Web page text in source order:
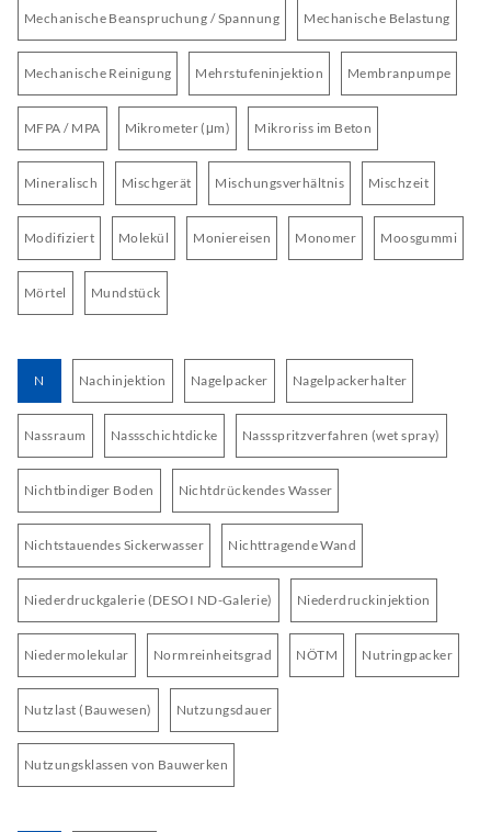
Mechanische Beanspruchung / Spannung Mechanische Belastung
Mechanische Reinigung Mehrstufeninjektion Membranpumpe
MFPA / MPA Mikrometer (μm) Mikroriss im Beton
Mineralisch Mischgerät Mischungsverhältnis Mischzeit
Modifiziert Molekül Moniereisen Monomer Moosgummi
Mörtel Mundstück
N Nachinjektion Nagelpacker Nagelpackerhalter
Nassraum Nassschichtdicke Nassspritzverfahren (wet spray)
Nichtbindiger Boden Nichtdrückendes Wasser
Nichtstauendes Sickerwasser Nichttragende Wand
Niederdruckgalerie (DESOI ND-Galerie) Niederdruckinjektion
Niedermolekular Normreinheitsgrad NÖTM Nutringpacker
Nutzlast (Bauwesen) Nutzungsdauer
Nutzungsklassen von Bauwerken